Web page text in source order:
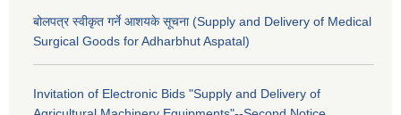
बोलपत्र स्वीकृत गर्ने आशयके सूचना (Supply and Delivery of Medical
Surgical Goods for Adharbhut Aspatal)
Invitation of Electronic Bids "Supply and Delivery of